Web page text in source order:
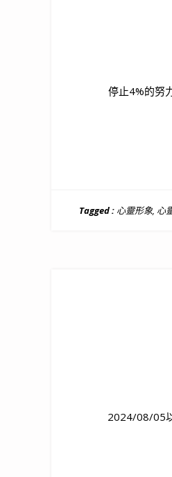
停止4%的努
Tagged : 心靈形象, 心
2024/08/05